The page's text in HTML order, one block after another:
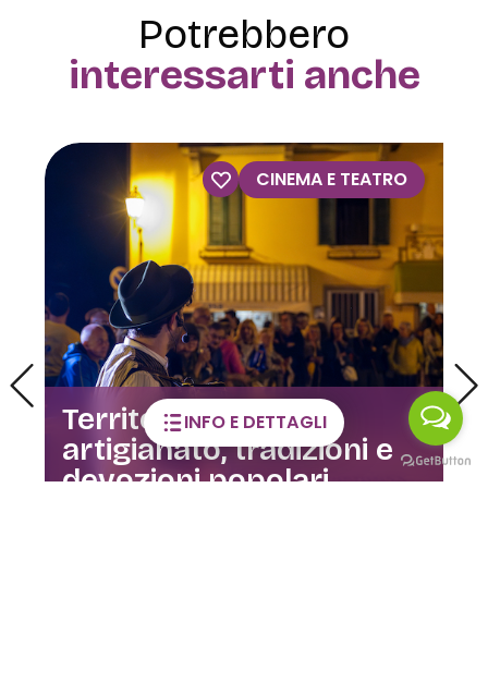
INFO E DETTAGLI
Potrebbero
interessarti anche
E TEATRO
tra
e
VISITE
Visite guidate alla
dell’Orfano